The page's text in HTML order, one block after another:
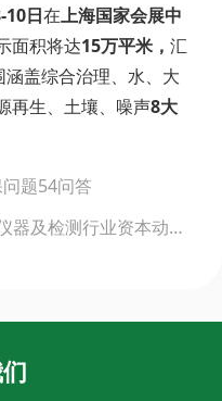
10日在上海国家会展中
面积将达15万平米， 汇
涵盖综合治理、水、大
再生、土壤、噪声8大
题54问答
下一篇: 市场追踪丨3月上半月仪器及检测行业资本动态盘点